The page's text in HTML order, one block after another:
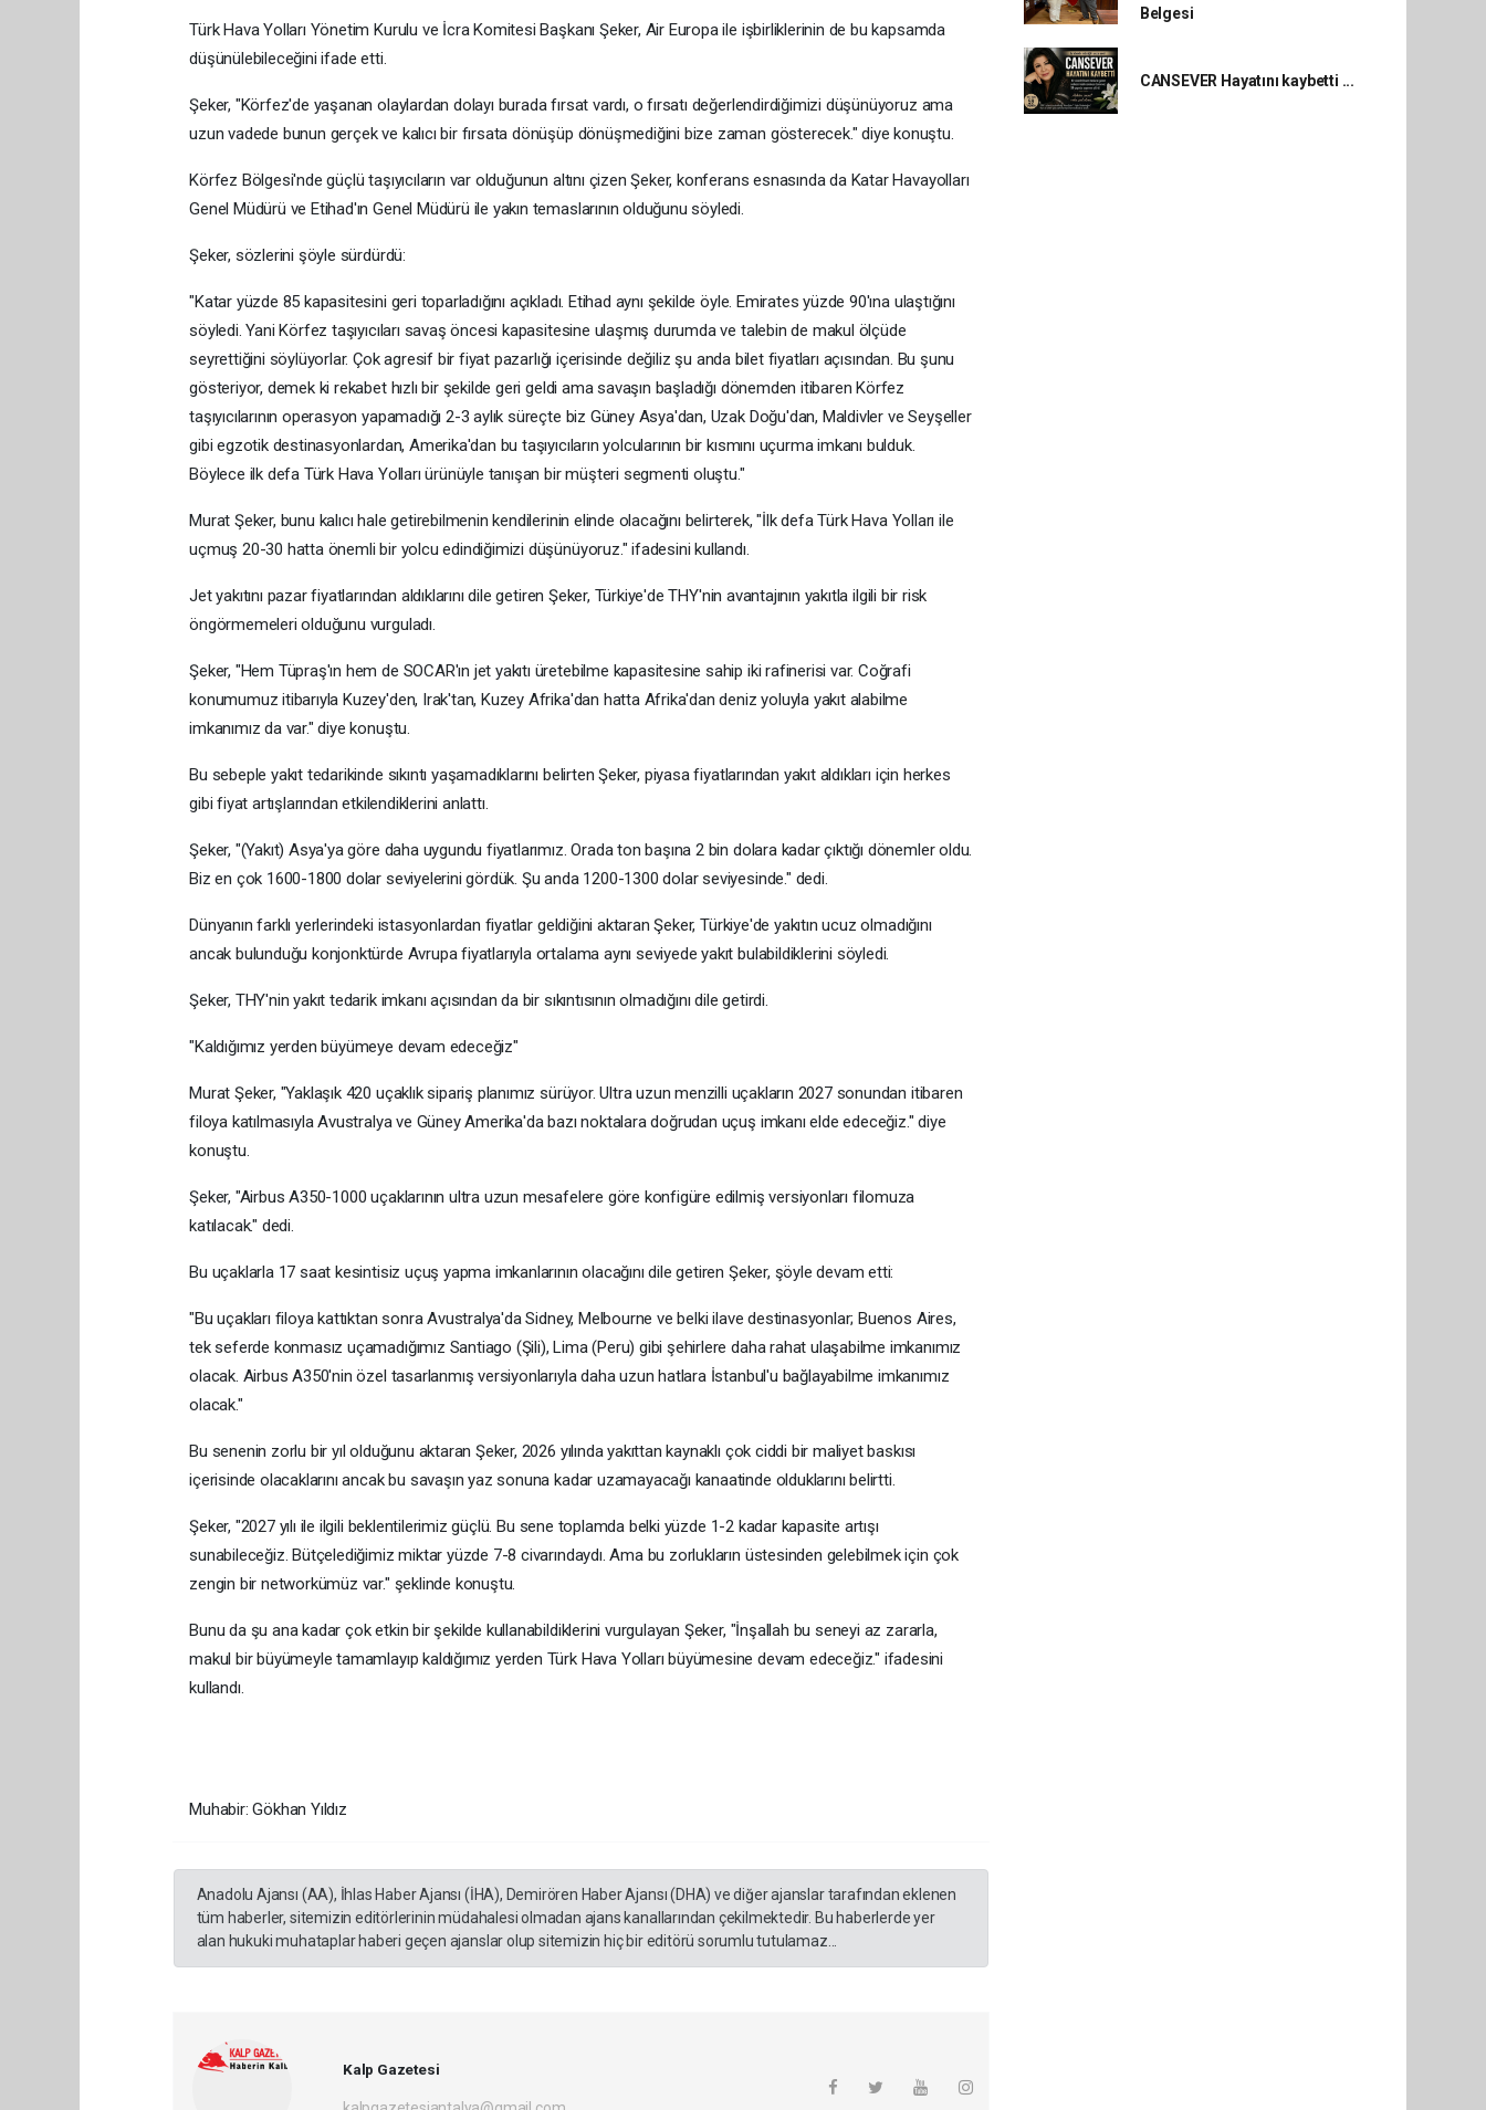
Türk Hava Yolları Yönetim Kurulu ve İcra Komitesi Başkanı Şeker, Air Europa ile işbirliklerinin de bu kapsamda
düşünülebileceğini ifade etti.
Şeker, "Körfez'de yaşanan olaylardan dolayı burada fırsat vardı, o fırsatı değerlendirdiğimizi düşünüyoruz ama
uzun vadede bunun gerçek ve kalıcı bir fırsata dönüşüp dönüşmediğini bize zaman gösterecek." diye konuştu.
Körfez Bölgesi'nde güçlü taşıyıcıların var olduğunun altını çizen Şeker, konferans esnasında da Katar Havayolları
Genel Müdürü ve Etihad'ın Genel Müdürü ile yakın temaslarının olduğunu söyledi.
Şeker, sözlerini şöyle sürdürdü:
"Katar yüzde 85 kapasitesini geri toparladığını açıkladı. Etihad aynı şekilde öyle. Emirates yüzde 90'ına ulaştığını
söyledi. Yani Körfez taşıyıcıları savaş öncesi kapasitesine ulaşmış durumda ve talebin de makul ölçüde
seyrettiğini söylüyorlar. Çok agresif bir fiyat pazarlığı içerisinde değiliz şu anda bilet fiyatları açısından. Bu şunu
gösteriyor, demek ki rekabet hızlı bir şekilde geri geldi ama savaşın başladığı dönemden itibaren Körfez
taşıyıcılarının operasyon yapamadığı 2-3 aylık süreçte biz Güney Asya'dan, Uzak Doğu'dan, Maldivler ve Seyşeller
gibi egzotik destinasyonlardan, Amerika'dan bu taşıyıcıların yolcularının bir kısmını uçurma imkanı bulduk.
Böylece ilk defa Türk Hava Yolları ürünüyle tanışan bir müşteri segmenti oluştu."
Murat Şeker, bunu kalıcı hale getirebilmenin kendilerinin elinde olacağını belirterek, "İlk defa Türk Hava Yolları ile
uçmuş 20-30 hatta önemli bir yolcu edindiğimizi düşünüyoruz." ifadesini kullandı.
Jet yakıtını pazar fiyatlarından aldıklarını dile getiren Şeker, Türkiye'de THY'nin avantajının yakıtla ilgili bir risk
öngörmemeleri olduğunu vurguladı.
Şeker, "Hem Tüpraş'ın hem de SOCAR'ın jet yakıtı üretebilme kapasitesine sahip iki rafinerisi var. Coğrafi
konumumuz itibarıyla Kuzey'den, Irak'tan, Kuzey Afrika'dan hatta Afrika'dan deniz yoluyla yakıt alabilme
imkanımız da var." diye konuştu.
Bu sebeple yakıt tedarikinde sıkıntı yaşamadıklarını belirten Şeker, piyasa fiyatlarından yakıt aldıkları için herkes
gibi fiyat artışlarından etkilendiklerini anlattı.
Şeker, "(Yakıt) Asya'ya göre daha uygundu fiyatlarımız. Orada ton başına 2 bin dolara kadar çıktığı dönemler oldu.
Biz en çok 1600-1800 dolar seviyelerini gördük. Şu anda 1200-1300 dolar seviyesinde." dedi.
Dünyanın farklı yerlerindeki istasyonlardan fiyatlar geldiğini aktaran Şeker, Türkiye'de yakıtın ucuz olmadığını
ancak bulunduğu konjonktürde Avrupa fiyatlarıyla ortalama aynı seviyede yakıt bulabildiklerini söyledi.
Şeker, THY'nin yakıt tedarik imkanı açısından da bir sıkıntısının olmadığını dile getirdi.
"Kaldığımız yerden büyümeye devam edeceğiz"
Murat Şeker, "Yaklaşık 420 uçaklık sipariş planımız sürüyor. Ultra uzun menzilli uçakların 2027 sonundan itibaren
filoya katılmasıyla Avustralya ve Güney Amerika'da bazı noktalara doğrudan uçuş imkanı elde edeceğiz." diye
konuştu.
Şeker, "Airbus A350-1000 uçaklarının ultra uzun mesafelere göre konfigüre edilmiş versiyonları filomuza
katılacak." dedi.
Bu uçaklarla 17 saat kesintisiz uçuş yapma imkanlarının olacağını dile getiren Şeker, şöyle devam etti:
"Bu uçakları filoya kattıktan sonra Avustralya'da Sidney, Melbourne ve belki ilave destinasyonlar; Buenos Aires,
tek seferde konmasız uçamadığımız Santiago (Şili), Lima (Peru) gibi şehirlere daha rahat ulaşabilme imkanımız
olacak. Airbus A350'nin özel tasarlanmış versiyonlarıyla daha uzun hatlara İstanbul'u bağlayabilme imkanımız
olacak."
Bu senenin zorlu bir yıl olduğunu aktaran Şeker, 2026 yılında yakıttan kaynaklı çok ciddi bir maliyet baskısı
içerisinde olacaklarını ancak bu savaşın yaz sonuna kadar uzamayacağı kanaatinde olduklarını belirtti.
Şeker, "2027 yılı ile ilgili beklentilerimiz güçlü. Bu sene toplamda belki yüzde 1-2 kadar kapasite artışı
sunabileceğiz. Bütçelediğimiz miktar yüzde 7-8 civarındaydı. Ama bu zorlukların üstesinden gelebilmek için çok
zengin bir networkümüz var." şeklinde konuştu.
Bunu da şu ana kadar çok etkin bir şekilde kullanabildiklerini vurgulayan Şeker, "İnşallah bu seneyi az zararla,
makul bir büyümeyle tamamlayıp kaldığımız yerden Türk Hava Yolları büyümesine devam edeceğiz." ifadesini
kullandı.
Muhabir: Gökhan Yıldız
Anadolu Ajansı (AA), İhlas Haber Ajansı (İHA), Demirören Haber Ajansı (DHA) ve diğer ajanslar tarafından eklenen
tüm haberler, sitemizin editörlerinin müdahalesi olmadan ajans kanallarından çekilmektedir. Bu haberlerde yer
alan hukuki muhataplar haberi geçen ajanslar olup sitemizin hiç bir editörü sorumlu tutulamaz...
Kalp Gazetesi
Belgesi
CANSEVER Hayatını kaybetti ...